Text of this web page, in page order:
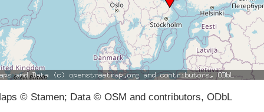
© Stamen; Data © OSM and contributors, ODbL